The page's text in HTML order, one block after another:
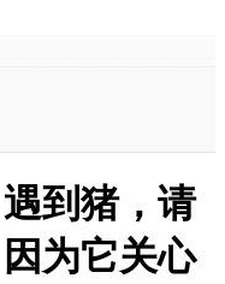
到猪，请
为它关心